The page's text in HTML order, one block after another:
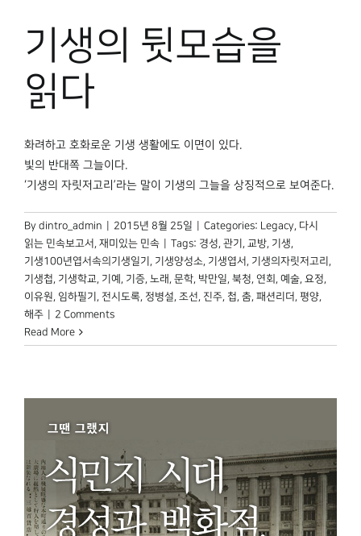
기생의 뒷모습을
읽다
화려하고 호화로운 기생 생활에도 이면이 있다.
빛의 반대쪽 그늘이다.
‘기생의 자릿저고리’라는 말이 기생의 그늘을 상징적으로 보여준다.
By dintro_admin 2015년 8월 25일 Categories: Legacy, 다시
읽는 민속보고서 , 재미있는 민속 Tags: 경성, 관기 , 교방, 기생,
기생100년엽서속의기생일기 , 기생양성소, 기생엽서 , 기생의자릿저고리 ,
기생첩, 기생학교, 기예 , 기증, 노래 , 문학, 박만일, 북청, 연회 , 예술, 요정,
이유원, 임하필기 , 전시도록, 정병설, 조선, 진주, 첩, 춤, 패션리더 , 평양,
해주
2 Comments
Read More